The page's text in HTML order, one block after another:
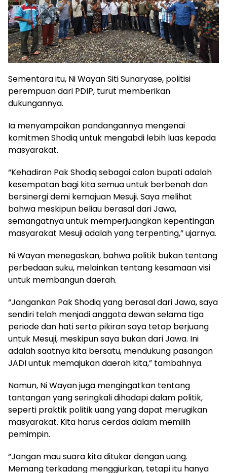
Sementara itu, Ni Wayan Siti Sunaryase, politisi
perempuan dari PDIP, turut memberikan
dukungannya.
Ia menyampaikan pandangannya mengenai
komitmen Shodiq untuk mengabdi lebih luas kepada
masyarakat.
“Kehadiran Pak Shodiq sebagai calon bupati adalah
kesempatan bagi kita semua untuk berbenah dan
bersinergi demi kemajuan Mesuji. Saya melihat
bahwa meskipun beliau berasal dari Jawa,
semangatnya untuk memperjuangkan kepentingan
masyarakat Mesuji adalah yang terpenting,” ujarnya.
Ni Wayan menegaskan, bahwa politik bukan tentang
perbedaan suku, melainkan tentang kesamaan visi
untuk membangun daerah.
“Jangankan Pak Shodiq yang berasal dari Jawa, saya
sendiri telah menjadi anggota dewan selama tiga
periode dan hati serta pikiran saya tetap berjuang
untuk Mesuji, meskipun saya bukan dari Jawa. Ini
adalah saatnya kita bersatu, mendukung pasangan
JADI untuk memajukan daerah kita,” tambahnya.
Namun, Ni Wayan juga mengingatkan tentang
tantangan yang seringkali dihadapi dalam politik,
seperti praktik politik uang yang dapat merugikan
masyarakat. Kita harus cerdas dalam memilih
pemimpin.
“Jangan mau suara kita ditukar dengan uang.
Memang terkadang menggiurkan, tetapi itu hanya